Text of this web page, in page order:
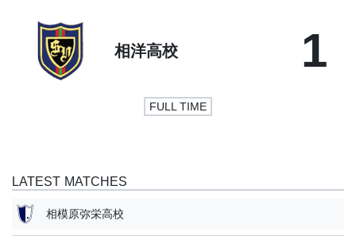
相洋高校 1
FULL TIME
LATEST MATCHES
相模原弥栄高校